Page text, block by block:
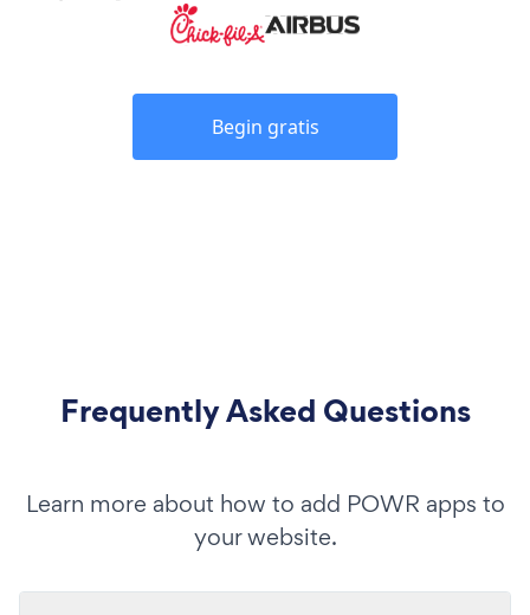
Begin gratis
Frequently Asked Questions
Learn more about how to add POWR apps to
your website.